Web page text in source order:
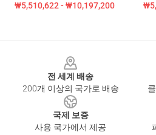
₩5,510,622 - ₩10,197,200
전 세계 배송
200개 이상의 국가로 배송
국제 보증
사용 국가에서 제공